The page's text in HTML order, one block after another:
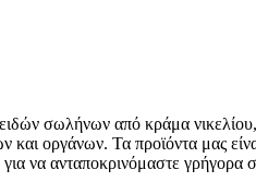
σωλήνων από κράμα
οργάνων. Τα προϊόντα μας
ανταποκρινόμαστε γρήγορα